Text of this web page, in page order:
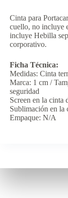
Cinta para
cuello, no incluye
incluye Hebilla
corporativo.
Ficha Técnica:
Medidas: Cinta
Marca: 1 cm /
seguridad
Screen en la cinta
Sublimación en la
Empaque: N/A